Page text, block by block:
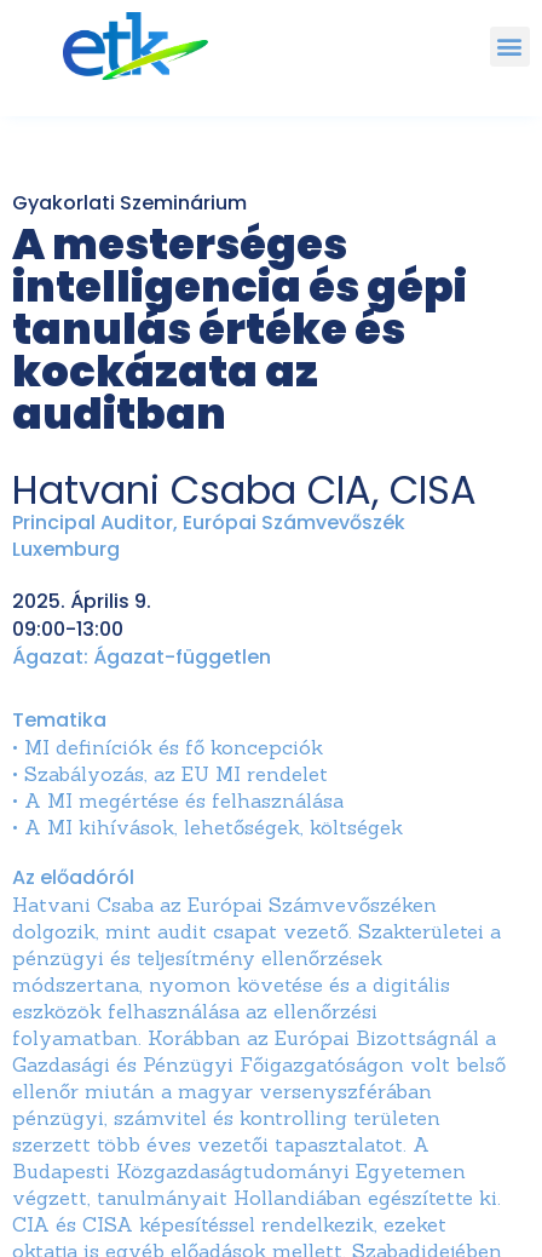
Gyakorlati Szeminárium
A mesterséges
intelligencia és gépi
tanulás értéke és
kockázata az
auditban
Hatvani Csaba CIA, CISA
Principal Auditor, Európai Számvevőszék
Luxemburg
2025. Április 9.
09:00-13:00
Ágazat: Ágazat-független
Tematika
• MI definíciók és fő koncepciók
• Szabályozás, az EU MI rendelet
• A MI megértése és felhasználása
• A MI kihívások, lehetőségek, költségek
Az előadóról
Hatvani Csaba az Európai Számvevőszéken
dolgozik, mint audit csapat vezető. Szakterületei a
pénzügyi és teljesítmény ellenőrzések
módszertana, nyomon követése és a digitális
eszközök felhasználása az ellenőrzési
folyamatban. Korábban az Európai Bizottságnál a
Gazdasági és Pénzügyi Főigazgatóságon volt belső
ellenőr miután a magyar versenyszférában
pénzügyi, számvitel és kontrolling területen
szerzett több éves vezetői tapasztalatot. A
Budapesti Közgazdaságtudományi Egyetemen
végzett, tanulmányait Hollandiában egészítette ki.
CIA és CISA képesítéssel rendelkezik, ezeket
oktatja is egyéb előadások mellett. Szabadidejében